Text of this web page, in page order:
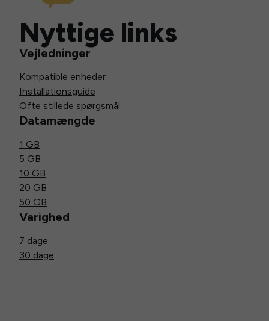
Nyttige links
Vejledninger
Kompatible enheder
Installationsguide
Ofte stillede spørgsmål
Datamængde
1 GB
5 GB
10 GB
20 GB
50 GB
Varighed
7 dage
30 dage